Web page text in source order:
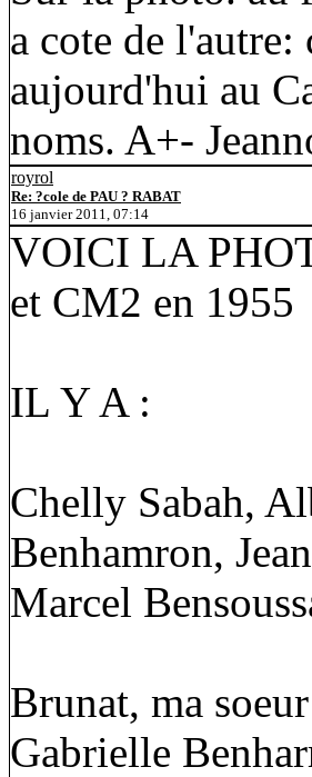
a cote de
aujourd'hui au
noms. A+-
royrol
Re: ?cole de PAU ? RABAT
16 janvier 2011, 07:14
VOICI LA
et CM2 en 1955
IL Y A :
Chelly Sabah,
Benhamron,
Marcel
Brunat, ma
Gabrielle